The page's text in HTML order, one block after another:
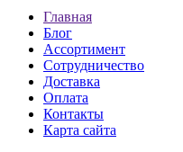
Главная
Блог
Ассортимент
Сотрудничество
Доставка
Оплата
Контакты
Карта сайта